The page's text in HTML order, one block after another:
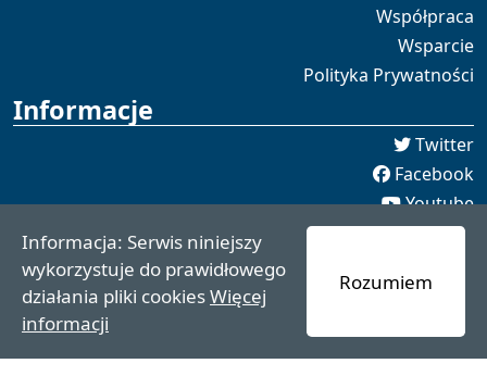
Współpraca
Wsparcie
Polityka Prywatności
Informacje
Twitter
Facebook
Youtube
Spotify
redakcja [[]] czaswschodni.pl
czaswschodni.pl 2021 - 2025
Informacja: Serwis niniejszy
wykorzystuje do prawidłowego
działania pliki cookiesWięcej
informacji
Rozumiem